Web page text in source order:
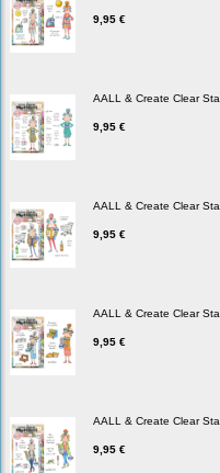
9,95 €
AALL & Create Clear
9,95 €
AALL & Create Clear
9,95 €
AALL & Create Clear
9,95 €
AALL & Create Clear
9,95 €